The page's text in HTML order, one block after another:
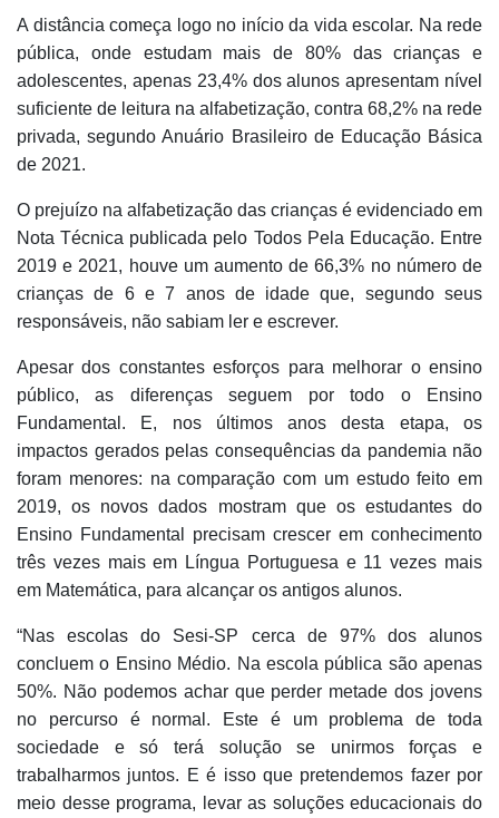
A distância começa logo no início da vida escolar. Na rede
pública, onde estudam mais de 80% das crianças e
adolescentes, apenas 23,4% dos alunos apresentam nível
suficiente de leitura na alfabetização, contra 68,2% na rede
privada, segundo Anuário Brasileiro de Educação Básica
de 2021.
O prejuízo na alfabetização das crianças é evidenciado em
Nota Técnica publicada pelo Todos Pela Educação. Entre
2019 e 2021, houve um aumento de 66,3% no número de
crianças de 6 e 7 anos de idade que, segundo seus
responsáveis, não sabiam ler e escrever.
Apesar dos constantes esforços para melhorar o ensino
público, as diferenças seguem por todo o Ensino
Fundamental. E, nos últimos anos desta etapa, os
impactos gerados pelas consequências da pandemia não
foram menores: na comparação com um estudo feito em
2019, os novos dados mostram que os estudantes do
Ensino Fundamental precisam crescer em conhecimento
três vezes mais em Língua Portuguesa e 11 vezes mais
em Matemática, para alcançar os antigos alunos.
“Nas escolas do Sesi-SP cerca de 97% dos alunos
concluem o Ensino Médio. Na escola pública são apenas
50%. Não podemos achar que perder metade dos jovens
no percurso é normal. Este é um problema de toda
sociedade e só terá solução se unirmos forças e
trabalharmos juntos. E é isso que pretendemos fazer por
meio desse programa, levar as soluções educacionais do